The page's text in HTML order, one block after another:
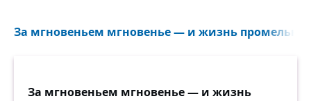
За мгновеньем мгновенье — и жизнь
За мгновеньем мгновенье — и жизнь